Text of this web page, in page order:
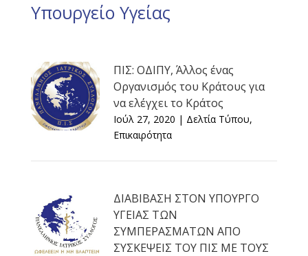
Υπουργείο Υγείας
ΠΙΣ: ΟΔΙΠΥ, Άλλος ένας
Οργανισμός του Κράτους για
να ελέγχει το Κράτος
Ιούλ 27, 2020 | Δελτία Τύπου,
Επικαιρότητα
ΔΙΑΒΙΒΑΣΗ ΣΤΟΝ ΥΠΟΥΡΓΟ
ΥΓΕΙΑΣ ΤΩΝ
ΣΥΜΠΕΡΑΣΜΑΤΩΝ ΑΠΟ
ΣΥΣΚΕΨΕΙΣ ΤΟΥ ΠΙΣ ΜΕ ΤΟΥΣ